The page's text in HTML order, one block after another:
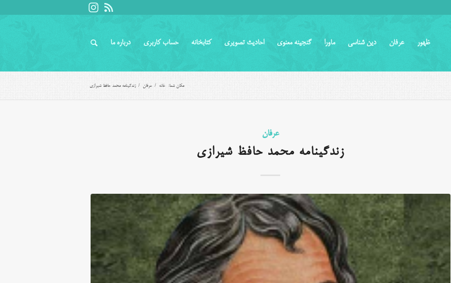
ظهور عرفان دین شناسی ماورا گنجینه معنوی احادیث تصویری کتابخانه حساب کاربری درباره ما
مکان شما: خانه / عرفان / زندگینامه محمد حافظ شیرازی
عرفان
زندگینامه محمد حافظ شیرازی